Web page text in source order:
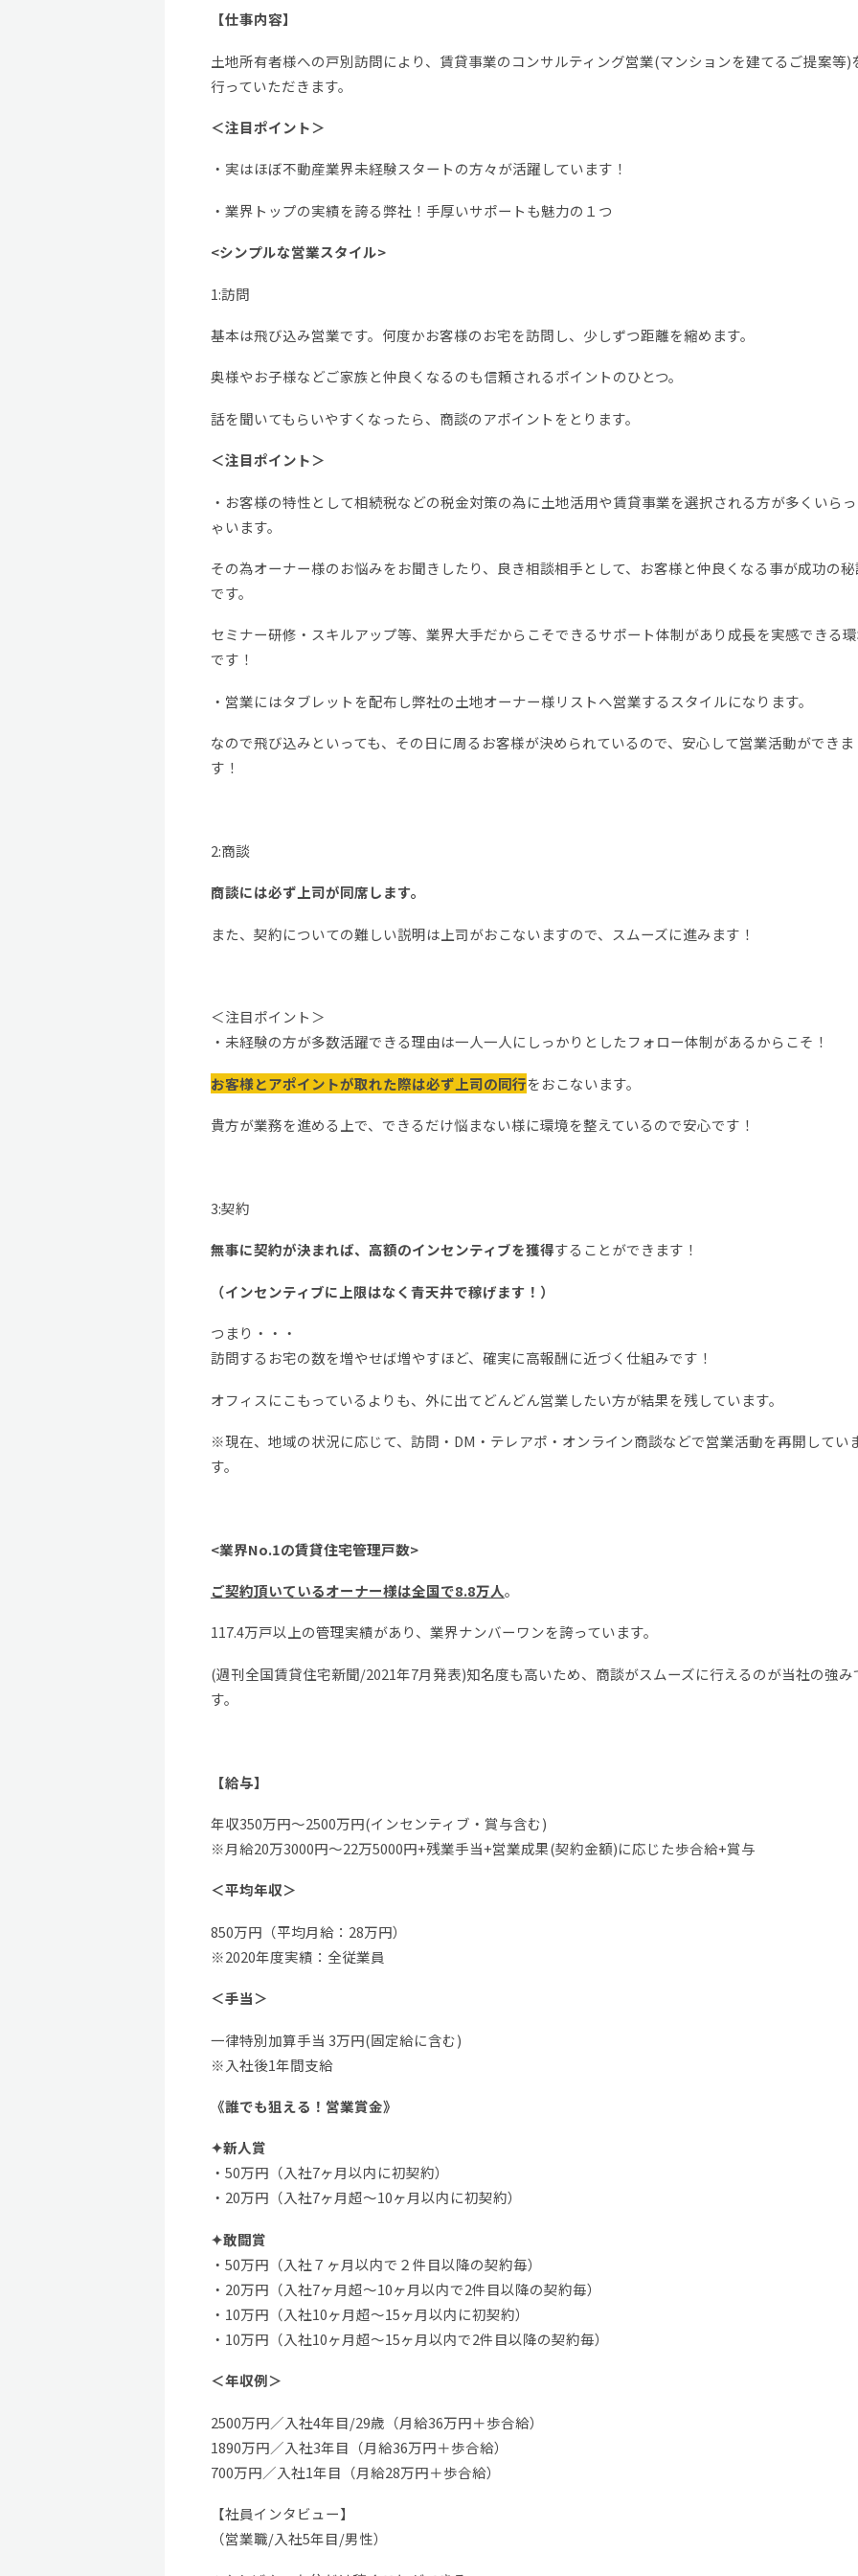
【仕事内容】
土地所有者様への戸別訪問により、賃貸事業のコンサルティング営業(マンションを建てるご提案等)
行っていただきます。
＜注目ポイント＞
・実はほぼ不動産業界未経験スタートの方々が活躍しています！
・業界トップの実績を誇る弊社！手厚いサポートも魅力の１つ
<シンプルな営業スタイル>
1:訪問
基本は飛び込み営業です。何度かお客様のお宅を訪問し、少しずつ距離を縮めます。
奥様やお子様などご家族と仲良くなるのも信頼されるポイントのひとつ。
話を聞いてもらいやすくなったら、商談のアポイントをとります。
＜注目ポイント＞
・お客様の特性として相続税などの税金対策の為に土地活用や賃貸事業を選択される方が多くいら
ゃいます。
その為オーナー様のお悩みをお聞きしたり、良き相談相手として、お客様と仲良くなる事が成功の
です。
セミナー研修・スキルアップ等、業界大手だからこそできるサポート体制があり成長を実感できる
です！
・営業にはタブレットを配布し弊社の土地オーナー様リストへ営業するスタイルになります。
なので飛び込みといっても、その日に周るお客様が決められているので、安心して営業活動ができま
す！
2:商談
商談には必ず上司が同席します。
また、契約についての難しい説明は上司がおこないますので、スムーズに進みます！
＜注目ポイント＞
・未経験の方が多数活躍できる理由は一人一人にしっかりとしたフォロー体制があるからこそ！
お客様とアポイントが取れた際は必ず上司の同行をおこないます。
貴方が業務を進める上で、できるだけ悩まない様に環境を整えているので安心です！
3:契約
無事に契約が決まれば、高額のインセンティブを獲得することができます！
（インセンティブに上限はなく青天井で稼げます！）
つまり・・・
訪問するお宅の数を増やせば増やすほど、確実に高報酬に近づく仕組みです！
オフィスにこもっているよりも、外に出てどんどん営業したい方が結果を残しています。
※現在、地域の状況に応じて、訪問・DM・テレアポ・オンライン商談などで営業活動を再開してい
す。
<業界No.1の賃貸住宅管理戸数>
ご契約頂いているオーナー様は全国で8.8万人。
117.4万戸以上の管理実績があり、業界ナンバーワンを誇っています。
(週刊全国賃貸住宅新聞/2021年7月発表)知名度も高いため、商談がスムーズに行えるのが当社の強み
す。
【給与】
年収350万円〜2500万円(インセンティブ・賞与含む)
※月給20万3000円〜22万5000円+残業手当+営業成果(契約金額)に応じた歩合給+賞与
＜平均年収＞
850万円（平均月給：28万円）
※2020年度実績：全従業員
＜手当＞
一律特別加算手当 3万円(固定給に含む)
※入社後1年間支給
《誰でも狙える！営業賞金》
✦新人賞
・50万円（入社7ヶ月以内に初契約）
・20万円（入社7ヶ月超～10ヶ月以内に初契約）
✦敢闘賞
・50万円（入社７ヶ月以内で２件目以降の契約毎）
・20万円（入社7ヶ月超～10ヶ月以内で2件目以降の契約毎）
・10万円（入社10ヶ月超～15ヶ月以内に初契約）
・10万円（入社10ヶ月超～15ヶ月以内で2件目以降の契約毎）
＜年収例＞
2500万円／入社4年目/29歳（月給36万円＋歩合給）
1890万円／入社3年目（月給36万円＋歩合給）
700万円／入社1年目（月給28万円＋歩合給）
【社員インタビュー】
（営業職/入社5年目/男性）